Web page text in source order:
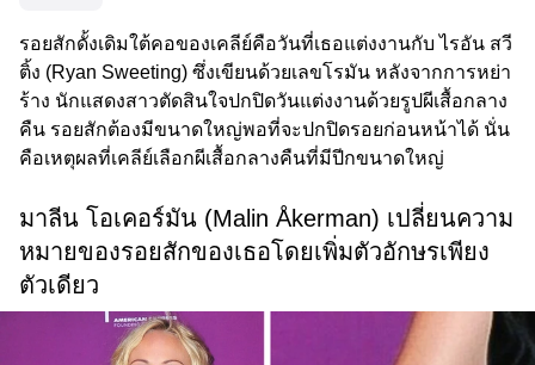
รอยสักดั้งเดิมใต้คอของเคลีย์คือวันที่เธอแต่งงานกับ ไรอัน สวี
ติ้ง (Ryan Sweeting) ซึ่งเขียนด้วยเลขโรมัน หลังจากการหย่า
ร้าง นักแสดงสาวตัดสินใจปกปิดวันแต่งงานด้วยรูปผีเสื้อกลาง
คืน รอยสักต้องมีขนาดใหญ่พอที่จะปกปิดรอยก่อนหน้าได้ นั่น
คือเหตุผลที่เคลีย์เลือกผีเสื้อกลางคืนที่มีปีกขนาดใหญ่
มาลีน โอเคอร์มัน (Malin Åkerman) เปลี่ยนความ
หมายของรอยสักของเธอโดยเพิ่มตัวอักษรเพียง
ตัวเดียว